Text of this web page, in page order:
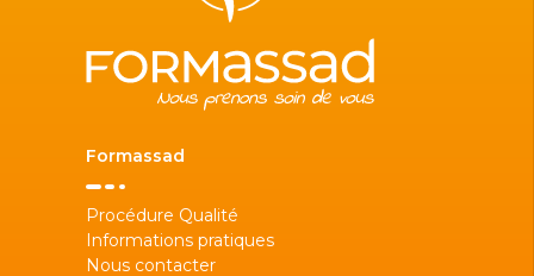
Formassad
Procédure Qualité
Informations pratiques
Nous contacter